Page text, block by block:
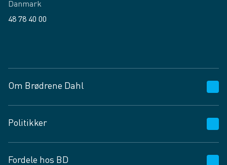
Danmark
48 78 40 00
Om Brødrene Dahl
Vagttelefon 30 10 89 89
Spørgsmål og svar
Job og karriere
Politikker
Fordele hos BD